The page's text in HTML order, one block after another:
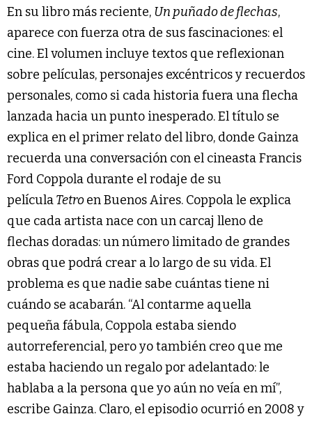
En su libro más reciente, Un puñado de flechas,
aparece con fuerza otra de sus fascinaciones: el
cine. El volumen incluye textos que reflexionan
sobre películas, personajes excéntricos y recuerdos
personales, como si cada historia fuera una flecha
lanzada hacia un punto inesperado. El título se
explica en el primer relato del libro, donde Gainza
recuerda una conversación con el cineasta Francis
Ford Coppola durante el rodaje de su
películaTetroen Buenos Aires. Coppola le explica
que cada artista nace con un carcaj lleno de
flechas doradas: un número limitado de grandes
obras que podrá crear a lo largo de su vida. El
problema es que nadie sabe cuántas tiene ni
cuándo se acabarán. “Al contarme aquella
pequeña fábula, Coppola estaba siendo
autorreferencial, pero yo también creo que me
estaba haciendo un regalo por adelantado: le
hablaba a la persona que yo aún no veía en mí”,
escribe Gainza. Claro, el episodio ocurrió en 2008 y